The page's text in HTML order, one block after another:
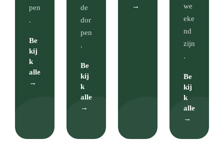
pen
.
Be
kij
k
alle
→
de
dor
pen
.
Be
kij
k
alle
→
→
we
eke
nd
zijn
.
Be
kij
k
alle
→